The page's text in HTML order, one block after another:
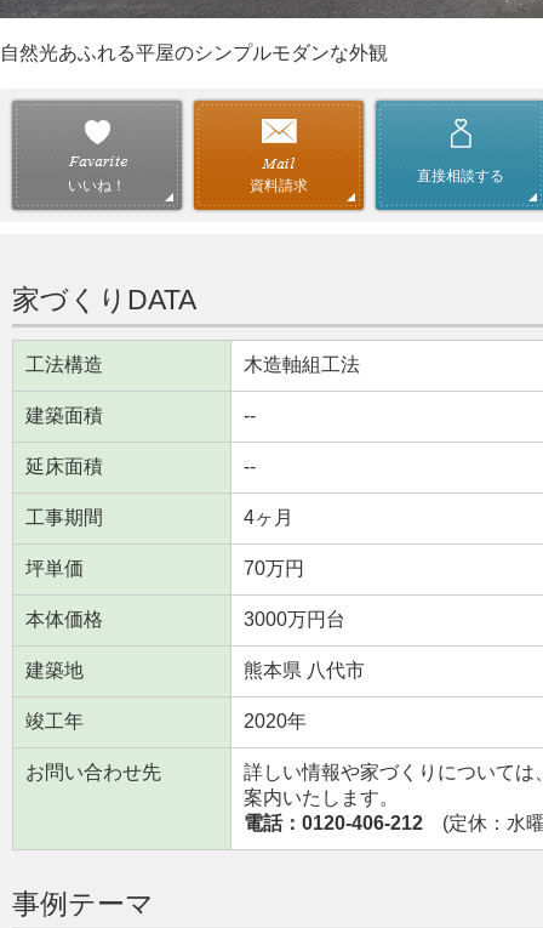
自然光あふれる平屋のシンプルモダンな外観
いいね！ 資料請求
直接相談する
家づくりDATA
工法構造 木造軸組工法
建築面積 --
延床面積 --
工事期間 4ヶ月
坪単価 70万円
本体価格 3000万円台
建築地 熊本県 八代市
竣工年 2020年
お問い合わせ先
詳しい情報や家づくりについて
案内いたします。
電話：0120-406-212 (定休：水
事例テーマ